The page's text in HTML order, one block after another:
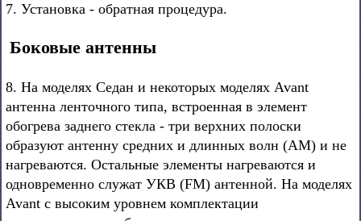
7. Установка - обратная процедура.
Боковые антенны
8. На моделях Седан и некоторых моделях Avant
антенна ленточного типа, встроенная в элемент
обогрева заднего стекла - три верхних полоски
образуют антенну средних и длинных волн (AM) и не
нагреваются. Остальные элементы нагреваются и
одновременно служат УКВ (FM) антенной. На моделях
Avant с высоким уровнем комплектации